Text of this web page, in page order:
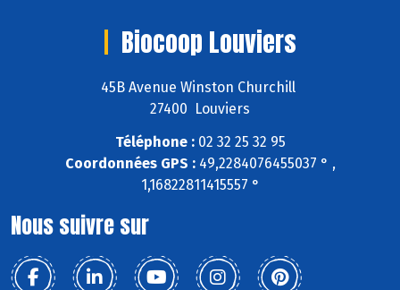
Biocoop Louviers
45B Avenue Winston Churchill
27400 Louviers
Téléphone :02 32 25 32 95
Coordonnées GPS :49,2284076455037 ° ,
1,16822811415557 °
Nous suivre sur